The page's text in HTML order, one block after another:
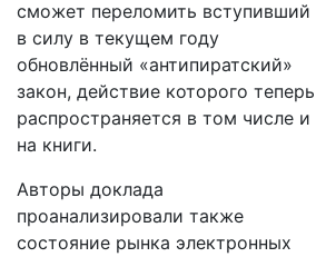
сможет переломить вступивший
в силу в текущем году
обновлённый «антипиратский»
закон, действие которого теперь
распространяется в том числе и
на книги.
Авторы доклада
проанализировали также
состояние рынка электронных